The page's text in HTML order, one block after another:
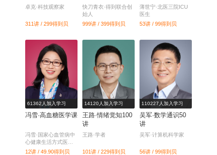
卓克·科技观察家
311讲 / 299得到贝
快刀青衣·得到联合创
始人
999讲 / 399得到贝
薄世宁·北医三院ICU
医生
53讲 / 99得到贝
61362人加入学习
冯雪·高血糖医学课
冯雪·国家心血管病中
心健康生活方式医学
中心常务副主任
12讲 / 49.90得到贝
14120人加入学习
王路·情绪觉知100
讲
王路·学者
101讲 / 229得到贝
110227人加入学习
吴军·数学通识50
讲
吴军·计算机科学家
56讲 / 99得到贝